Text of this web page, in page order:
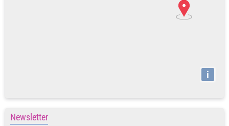
i
Newsletter